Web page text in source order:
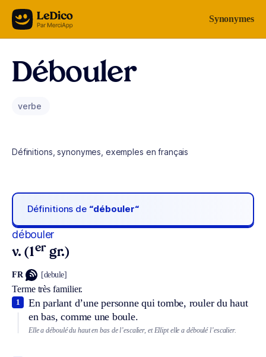
Aller au contenu Synonymes
Débouler
verbe
Définitions, synonymes, exemples en français
Définitions de “débouler“
débouler
v. (1er gr.)
FR [debule]
Terme très familier.
En parlant d’une personne qui tombe, rouler du haut
en bas, comme une boule.
1
Elle a déboulé du haut en bas de l’escalier, etEllipt elle a déboulé l’escalier.